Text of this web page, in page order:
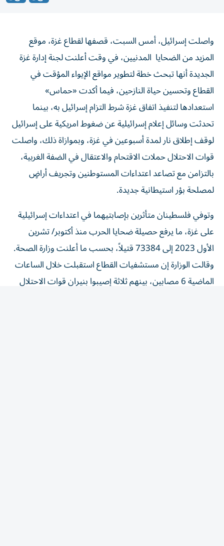
واصلت إسرائيل، أمس السبت، قصفها لقطاع غزة، موقع
المزيد من الضحايا المدنيين، في وقت أعلنت لجنة إدارة غزة
الجديدة أنها تبحث خطة لتطوير مواقع الإيواء المؤقت في
القطاع وتحسين حياة النازحين، فيما أكدت «حماس»
استعدادها لتنفيذ اتفاق غزة شرط التزام إسرائيل به، بينما
تحدثت وسائل إعلام إسرائيلية عن ضغوط امريكية على إسرائيل
لوقف إطلاق نار لمدة أسبوعين في غزة، وبموازاة ذلك، واصلت
قوات الاحتلال حملات الاقتحام والاعتقال في الضفة الغربية،
بالتزامن مع تصاعد اعتداءات المستوطنين وتجريف أراضٍ
لمصلحة بؤر استيطانية جديدة.
وتوفي فلسطينان متأثرين بإصابتيهما في اعتداءات إسرائيلية
على غزة، ما يرفع حصيلة ضحايا الحرب منذ أكتوبر/ تشرين
الأول 2023 إلى 73384 قتيلاً، بحسب ما أعلنت وزارة الصحة.
وقالت الوزارة إن مستشفيات القطاع استقبلت خلال الساعات
الماضية 6 مصابين، بينهم ثلاثة إصيبوا بنيران قوات الاحتلال
في خان يونس، جنوبي القطاع.